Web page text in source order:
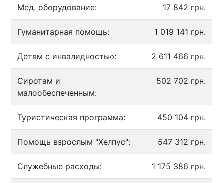
Мед. оборудование: 17 842 грн.
Гуманитарная помощь: 1 019 141 грн.
Детям с инвалидностью: 2 611 466 грн.
Сиротам и
малообеспеченным:
502 702 грн.
Туристическая программа: 450 104 грн.
Помощь взрослым "Хелпус": 547 312 грн.
Служебные расходы: 1 175 386 грн.